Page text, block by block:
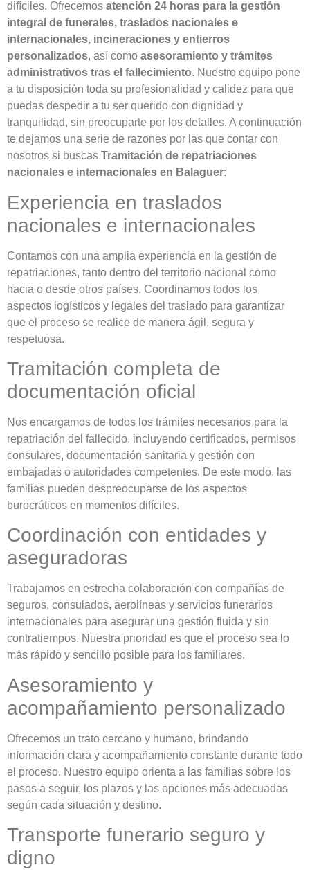
difíciles. Ofrecemos atención 24 horas para la gestión
integral de funerales, traslados nacionales e
internacionales, incineraciones y entierros
personalizados, así como asesoramiento y trámites
administrativos tras el fallecimiento. Nuestro equipo pone
a tu disposición toda su profesionalidad y calidez para que
puedas despedir a tu ser querido con dignidad y
tranquilidad, sin preocuparte por los detalles. A continuación
te dejamos una serie de razones por las que contar con
nosotros si buscas Tramitación de repatriaciones
nacionales e internacionales en Balaguer:
Experiencia en traslados
nacionales e internacionales
Contamos con una amplia experiencia en la gestión de
repatriaciones, tanto dentro del territorio nacional como
hacia o desde otros países. Coordinamos todos los
aspectos logísticos y legales del traslado para garantizar
que el proceso se realice de manera ágil, segura y
respetuosa.
Tramitación completa de
documentación oficial
Nos encargamos de todos los trámites necesarios para la
repatriación del fallecido, incluyendo certificados, permisos
consulares, documentación sanitaria y gestión con
embajadas o autoridades competentes. De este modo, las
familias pueden despreocuparse de los aspectos
burocráticos en momentos difíciles.
Coordinación con entidades y
aseguradoras
Trabajamos en estrecha colaboración con compañías de
seguros, consulados, aerolíneas y servicios funerarios
internacionales para asegurar una gestión fluida y sin
contratiempos. Nuestra prioridad es que el proceso sea lo
más rápido y sencillo posible para los familiares.
Asesoramiento y
acompañamiento personalizado
Ofrecemos un trato cercano y humano, brindando
información clara y acompañamiento constante durante todo
el proceso. Nuestro equipo orienta a las familias sobre los
pasos a seguir, los plazos y las opciones más adecuadas
según cada situación y destino.
Transporte funerario seguro y
digno